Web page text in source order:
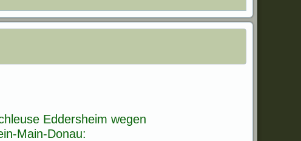
Eddersheim wegen
Main-Donau: